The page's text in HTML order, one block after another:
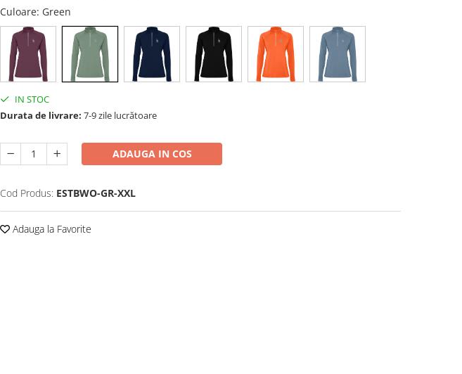
Culoare: Green
IN STOC
Durata de livrare: 7-9 zile lucrătoare
ADAUGA IN COS
Cod Produs: ESTBWO-GR-XXL
Adauga la Favorite